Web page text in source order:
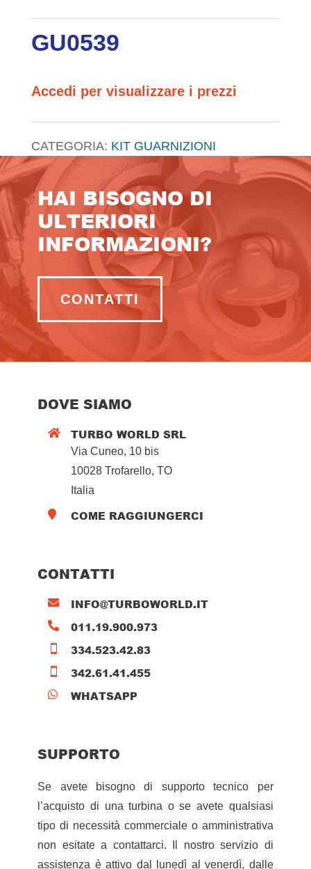
GU0539
Accedi per visualizzare i prezzi
CATEGORIA: KIT GUARNIZIONI
HAI BISOGNO DI
ULTERIORI
INFORMAZIONI?
CONTATTI
DOVE SIAMO
 TURBO WORLD SRL
Via Cuneo, 10 bis
10028 Trofarello, TO
Italia
 COME RAGGIUNGERCI
CONTATTI
 INFO@TURBOWORLD.IT
 011.19.900.973
 334.523.42.83
 342.61.41.455
 WHATSAPP
SUPPORTO
Se avete bisogno di supporto tecnico per
l’acquisto di una turbina o se avete qualsiasi
tipo di necessità commerciale o amministrativa
non esitate a contattarci. Il nostro servizio di
assistenza è attivo dal lunedì al venerdì, dalle